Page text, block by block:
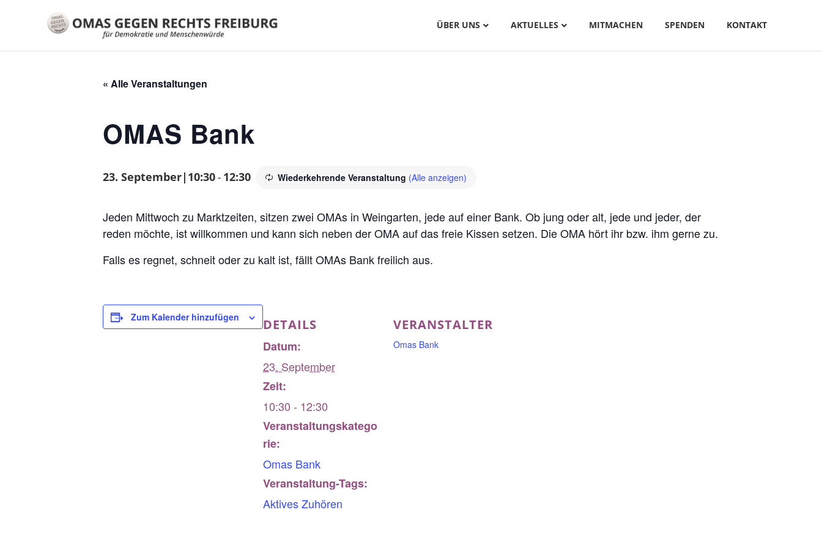
ÜBER UNS AKTUELLES MITMACHEN SPENDEN KONTAKT
« Alle Veranstaltungen
OMAS Bank
23. September|10:30- 12:30 Wiederkehrende Veranstaltung (Alle anzeigen)
Jeden Mittwoch zu Marktzeiten, sitzen zwei OMAs in Weingarten, jede auf einer Bank. Ob jung oder alt, jede und jeder, der
reden möchte, ist willkommen und kann sich neben der OMA auf das freie Kissen setzen. Die OMA hört ihr bzw. ihm gerne zu.
Falls es regnet, schneit oder zu kalt ist, fällt OMAs Bank freilich aus.
Zum Kalender hinzufügen DETAILS
Datum:
23. September
Zeit:
10:30 - 12:30
Veranstaltungskatego
rie:
Omas Bank
Veranstaltung-Tags:
Aktives Zuhören
VERANSTALTER
Omas Bank